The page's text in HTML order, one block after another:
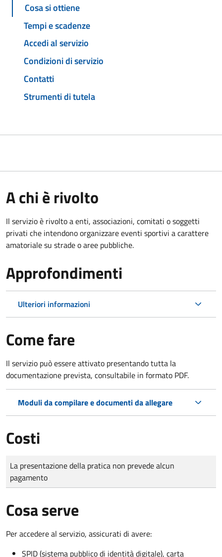
Cosa si ottiene
Tempi e scadenze
Accedi al servizio
Condizioni di servizio
Contatti
Strumenti di tutela
A chi è rivolto
Il servizio è rivolto a enti, associazioni, comitati o soggetti
privati che intendono organizzare eventi sportivi a carattere
amatoriale su strade o aree pubbliche.
Approfondimenti
Ulteriori informazioni
Come fare
Il servizio può essere attivato presentando tutta la
documentazione prevista, consultabile in formato PDF.
Moduli da compilare e documenti da allegare
Costi
Tipo di pagamento
Importo
La presentazione della pratica non prevede alcun
pagamento
Cosa serve
Per accedere al servizio, assicurati di avere:
SPID (sistema pubblico di identità digitale), carta